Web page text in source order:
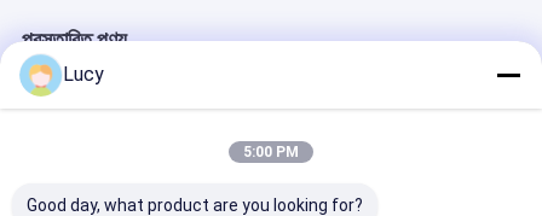
প্রস্তাবিত পণ্য
Lucy
5:00 PM
Good day, what product are you looking for?